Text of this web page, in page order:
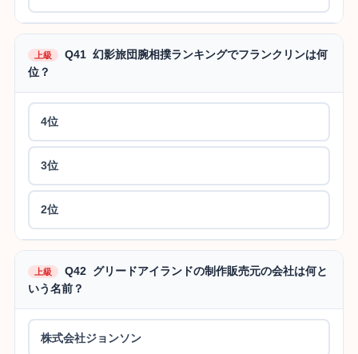
上級
Q41 幻影旅団腕相撲ランキングでフランクリンは何
位？
4位
3位
2位
上級
Q42 グリードアイランドの制作販売元の会社は何と
いう名前？
株式会社ジョンソン